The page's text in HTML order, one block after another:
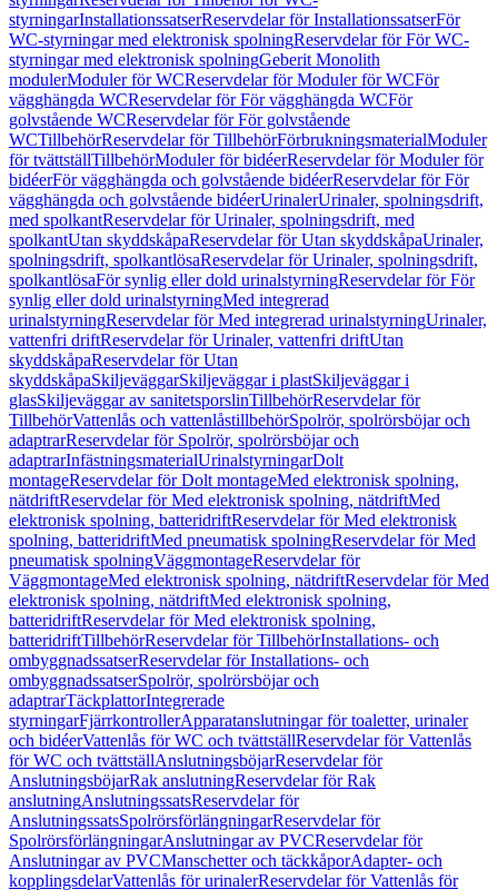
styrningarInstallationssatserReservdelar för InstallationssatserFör
WC-styrningar med elektronisk spolningReservdelar för För WC-
styrningar med elektronisk spolningGeberit Monolith
modulerModuler för WCReservdelar för Moduler för WCFör
vägghängda WCReservdelar för För vägghängda WCFör
golvstående WCReservdelar för För golvstående
WCTillbehörReservdelar för TillbehörFörbrukningsmaterialModuler
för tvättställTillbehörModuler för bidéerReservdelar för Moduler för
bidéerFör vägghängda och golvstående bidéerReservdelar för För
vägghängda och golvstående bidéerUrinalerUrinaler, spolningsdrift,
med spolkantReservdelar för Urinaler, spolningsdrift, med
spolkantUtan skyddskåpaReservdelar för Utan skyddskåpaUrinaler,
spolningsdrift, spolkantlösaReservdelar för Urinaler, spolningsdrift,
spolkantlösaFör synlig eller dold urinalstyrningReservdelar för För
synlig eller dold urinalstyrningMed integrerad
urinalstyrningReservdelar för Med integrerad urinalstyrningUrinaler,
vattenfri driftReservdelar för Urinaler, vattenfri driftUtan
skyddskåpaReservdelar för Utan
skyddskåpaSkiljeväggarSkiljeväggar i plastSkiljeväggar i
glasSkiljeväggar av sanitetsporslinTillbehörReservdelar för
TillbehörVattenlås och vattenlåstillbehörSpolrör, spolrörsböjar och
adaptrarReservdelar för Spolrör, spolrörsböjar och
adaptrarInfästningsmaterialUrinalstyrningarDolt
montageReservdelar för Dolt montageMed elektronisk spolning,
nätdriftReservdelar för Med elektronisk spolning, nätdriftMed
elektronisk spolning, batteridriftReservdelar för Med elektronisk
spolning, batteridriftMed pneumatisk spolningReservdelar för Med
pneumatisk spolningVäggmontageReservdelar för
VäggmontageMed elektronisk spolning, nätdriftReservdelar för Med
elektronisk spolning, nätdriftMed elektronisk spolning,
batteridriftReservdelar för Med elektronisk spolning,
batteridriftTillbehörReservdelar för TillbehörInstallations- och
ombyggnadssatserReservdelar för Installations- och
ombyggnadssatserSpolrör, spolrörsböjar och
adaptrarTäckplattorIntegrerade
styrningarFjärrkontrollerApparatanslutningar för toaletter, urinaler
och bidéerVattenlås för WC och tvättställReservdelar för Vattenlås
för WC och tvättställAnslutningsböjarReservdelar för
AnslutningsböjarRak anslutningReservdelar för Rak
anslutningAnslutningssatsReservdelar för
AnslutningssatsSpolrörsförlängningarReservdelar för
SpolrörsförlängningarAnslutningar av PVCReservdelar för
Anslutningar av PVCManschetter och täckkåporAdapter- och
kopplingsdelarVattenlås för urinalerReservdelar för Vattenlås för